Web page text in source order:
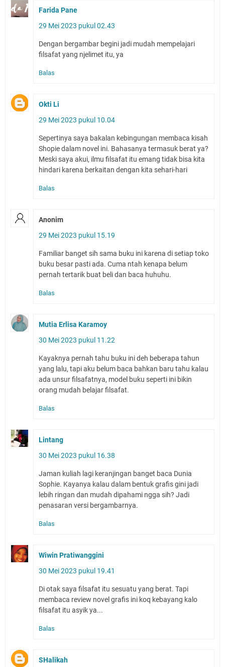
Farida Pane
29 Mei 2023 pukul 02.43
Dengan bergambar begini jadi mudah mempelajari
filsafat yang njelimet itu, ya
Balas
Okti Li
29 Mei 2023 pukul 10.04
Sepertinya saya bakalan kebingungan membaca kisah
Shopie dalam novel ini. Bahasanya termasuk berat ya?
Meski saya akui, ilmu filsafat itu emang tidak bisa kita
hindari karena berkaitan dengan kita sehari-hari
Balas
Anonim
29 Mei 2023 pukul 15.19
Familiar banget sih sama buku ini karena di setiap toko
buku besar pasti ada. Cuma ntah kenapa belum
pernah tertarik buat beli dan baca huhuhu.
Balas
Mutia Erlisa Karamoy
30 Mei 2023 pukul 11.22
Kayaknya pernah tahu buku ini deh beberapa tahun
yang lalu, tapi aku belum baca bahkan baru tahu kalau
ada unsur filsafatnya, model buku seperti ini bikin
orang mudah belajar filsafat.
Balas
Lintang
30 Mei 2023 pukul 16.38
Jaman kuliah lagi keranjingan banget baca Dunia
Sophie. Kayanya kalau dalam bentuk grafis gini jadi
lebih ringan dan mudah dipahami ngga sih? Jadi
penasaran versi bergambarnya.
Balas
Wiwin Pratiwanggini
30 Mei 2023 pukul 19.41
Di otak saya filsafat itu sesuatu yang berat. Tapi
membaca review novel grafis ini koq kebayang kalo
filsafat itu asyik ya...
Balas
SHalikah